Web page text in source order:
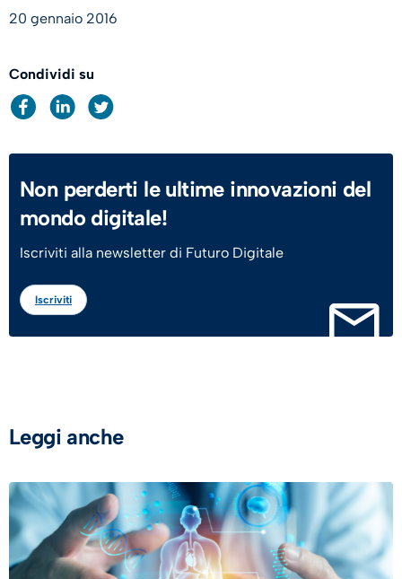
20 gennaio 2016
Condividi su
Non perderti le ultime innovazioni del
mondo digitale!
Iscriviti alla newsletter di Futuro Digitale
Iscriviti
Leggi anche